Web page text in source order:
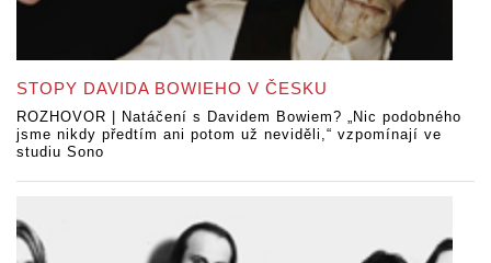
STOPY DAVIDA BOWIEHO V ČESKU
ROZHOVOR | Natáčení s Davidem Bowiem? „Nic podobného
jsme nikdy předtím ani potom už neviděli,“ vzpomínají ve
studiu Sono